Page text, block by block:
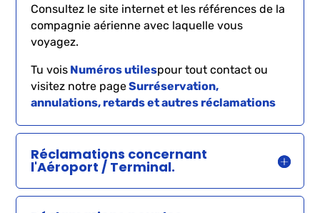
Consultez le site internet et les références de la
compagnie aérienne avec laquelle vous
voyagez.
Tu vois Numéros utilespour tout contact ou
visitez notre pageSurréservation,
annulations, retards et autres réclamations
Réclamations concernant
l'Aéroport / Terminal.